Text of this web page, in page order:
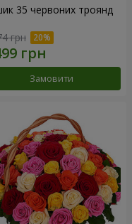
35 червоних троянд
грн
Замовити